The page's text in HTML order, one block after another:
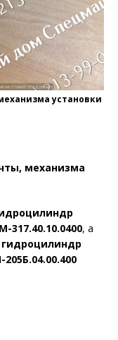
установки
механизма
, а
гидроцилиндр